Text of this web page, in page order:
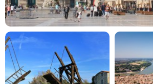
BUSMIETE
Mietbus-Anfrage
FUHRPARK
Reise-/Fernreisebusse
VIP-/Businessbusse